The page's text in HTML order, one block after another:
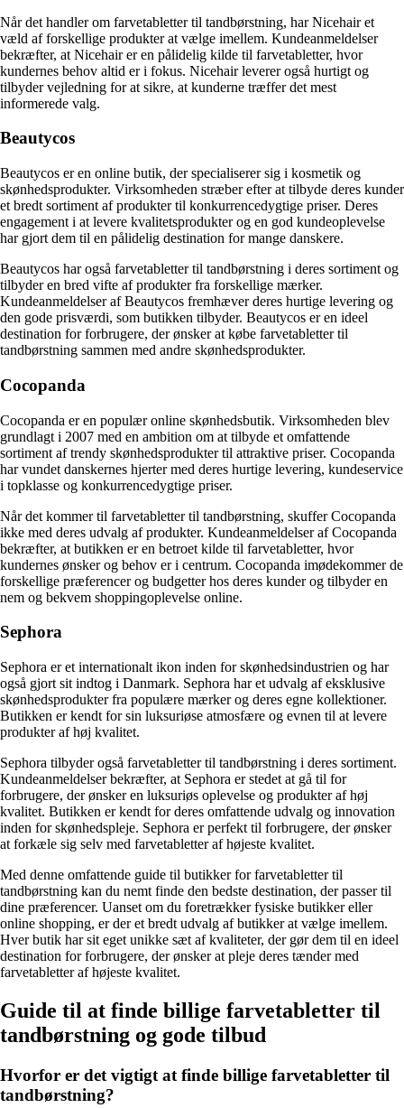
Når det handler om farvetabletter til tandbørstning, har Nicehair et
væld af forskellige produkter at vælge imellem. Kundeanmeldelser
bekræfter, at Nicehair er en pålidelig kilde til farvetabletter, hvor
kundernes behov altid er i fokus. Nicehair leverer også hurtigt og
tilbyder vejledning for at sikre, at kunderne træffer det mest
informerede valg.
Beautycos
Beautycos er en online butik, der specialiserer sig i kosmetik og
skønhedsprodukter. Virksomheden stræber efter at tilbyde deres kunder
et bredt sortiment af produkter til konkurrencedygtige priser. Deres
engagement i at levere kvalitetsprodukter og en god kundeoplevelse
har gjort dem til en pålidelig destination for mange danskere.
Beautycos har også farvetabletter til tandbørstning i deres sortiment og
tilbyder en bred vifte af produkter fra forskellige mærker.
Kundeanmeldelser af Beautycos fremhæver deres hurtige levering og
den gode prisværdi, som butikken tilbyder. Beautycos er en ideel
destination for forbrugere, der ønsker at købe farvetabletter til
tandbørstning sammen med andre skønhedsprodukter.
Cocopanda
Cocopanda er en populær online skønhedsbutik. Virksomheden blev
grundlagt i 2007 med en ambition om at tilbyde et omfattende
sortiment af trendy skønhedsprodukter til attraktive priser. Cocopanda
har vundet danskernes hjerter med deres hurtige levering, kundeservice
i topklasse og konkurrencedygtige priser.
Når det kommer til farvetabletter til tandbørstning, skuffer Cocopanda
ikke med deres udvalg af produkter. Kundeanmeldelser af Cocopanda
bekræfter, at butikken er en betroet kilde til farvetabletter, hvor
kundernes ønsker og behov er i centrum. Cocopanda imødekommer de
forskellige præferencer og budgetter hos deres kunder og tilbyder en
nem og bekvem shoppingoplevelse online.
Sephora
Sephora er et internationalt ikon inden for skønhedsindustrien og har
også gjort sit indtog i Danmark. Sephora har et udvalg af eksklusive
skønhedsprodukter fra populære mærker og deres egne kollektioner.
Butikken er kendt for sin luksuriøse atmosfære og evnen til at levere
produkter af høj kvalitet.
Sephora tilbyder også farvetabletter til tandbørstning i deres sortiment.
Kundeanmeldelser bekræfter, at Sephora er stedet at gå til for
forbrugere, der ønsker en luksuriøs oplevelse og produkter af høj
kvalitet. Butikken er kendt for deres omfattende udvalg og innovation
inden for skønhedspleje. Sephora er perfekt til forbrugere, der ønsker
at forkæle sig selv med farvetabletter af højeste kvalitet.
Med denne omfattende guide til butikker for farvetabletter til
tandbørstning kan du nemt finde den bedste destination, der passer til
dine præferencer. Uanset om du foretrækker fysiske butikker eller
online shopping, er der et bredt udvalg af butikker at vælge imellem.
Hver butik har sit eget unikke sæt af kvaliteter, der gør dem til en ideel
destination for forbrugere, der ønsker at pleje deres tænder med
farvetabletter af højeste kvalitet.
Guide til at finde billige farvetabletter til
tandbørstning og gode tilbud
Hvorfor er det vigtigt at finde billige farvetabletter til
tandbørstning?